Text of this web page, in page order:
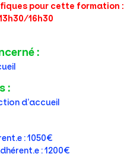
pour cette formation :
16h30
:
:
d’accueil
: 1050€
: 1200€